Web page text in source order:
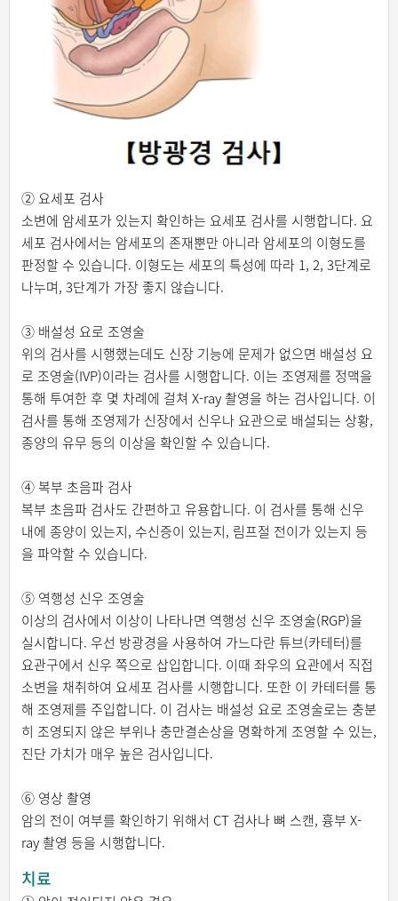
② 요세포 검사
소변에 암세포가 있는지 확인하는 요세포 검사를 시행합니다. 요
세포 검사에서는 암세포의 존재뿐만 아니라 암세포의 이형도를
판정할 수 있습니다. 이형도는 세포의 특성에 따라 1, 2, 3단계로
나누며, 3단계가 가장 좋지 않습니다.
③ 배설성 요로 조영술
위의 검사를 시행했는데도 신장 기능에 문제가 없으면 배설성 요
로 조영술(IVP)이라는 검사를 시행합니다. 이는 조영제를 정맥을
통해 투여한 후 몇 차례에 걸쳐 X-ray 촬영을 하는 검사입니다. 이
검사를 통해 조영제가 신장에서 신우나 요관으로 배설되는 상황,
종양의 유무 등의 이상을 확인할 수 있습니다.
④ 복부 초음파 검사
복부 초음파 검사도 간편하고 유용합니다. 이 검사를 통해 신우
내에 종양이 있는지, 수신증이 있는지, 림프절 전이가 있는지 등
을 파악할 수 있습니다.
⑤ 역행성 신우 조영술
이상의 검사에서 이상이 나타나면 역행성 신우 조영술(RGP)을
실시합니다. 우선 방광경을 사용하여 가느다란 튜브(카테터)를
요관구에서 신우 쪽으로 삽입합니다. 이때 좌우의 요관에서 직접
소변을 채취하여 요세포 검사를 시행합니다. 또한 이 카테터를 통
해 조영제를 주입합니다. 이 검사는 배설성 요로 조영술로는 충분
히 조영되지 않은 부위나 충만결손상을 명확하게 조영할 수 있는,
진단 가치가 매우 높은 검사입니다.
⑥ 영상 촬영
암의 전이 여부를 확인하기 위해서 CT 검사나 뼈 스캔, 흉부 X-
ray 촬영 등을 시행합니다.
치료